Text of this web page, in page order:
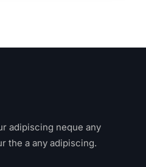
adipiscing neque any
the a any adipiscing.